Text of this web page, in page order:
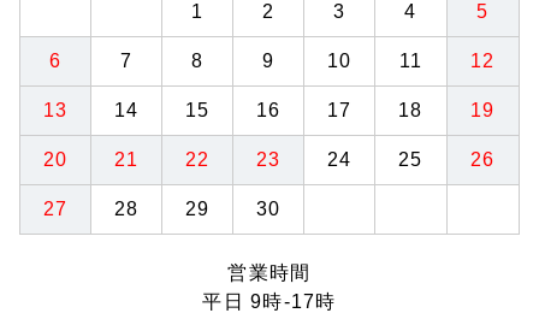
1 2 3 4 5
6 7 8 9 10 11 12
13 14 15 16 17 18 19
20 21 22 23 24 25 26
27 28 29 30
営業時間
平日 9時-17時